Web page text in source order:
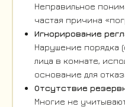
Неправильное
частая причина
Игнорирование
Нарушение порядка
лица в комнате,
основание для
Отсутствие
Многие не